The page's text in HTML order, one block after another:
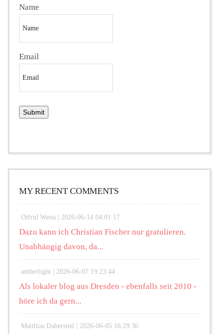
Name
Email
MY RECENT COMMENTS
Otfrid Weiss | 2026-06-14 04:01:17
Dazu kann ich Christian Fischer nur gratulieren.
Unabhängig davon, da...
amberlight | 2026-06-07 19:23:44
Als lokaler blog aus Dresden - ebenfalls seit 2010 -
höre ich da gern...
Matthias Daberstiel | 2026-06-05 16:29:36